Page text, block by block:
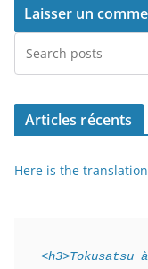
Articles récents
Here is the
<h3>Tokusatsu